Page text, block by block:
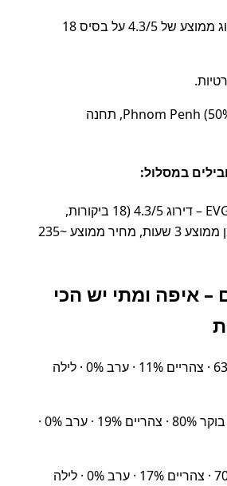
נוסעים העניקו דירוג ממוצע של 4.3/5 על בסיס 18
תחנות עיקריות: Phnom Penh (50%), תחנה
במסלול:
EVGo Express – דירוג 4.3/5 (18 ביקורות,
~100%), זמן ממוצע 3 שעות, מחיר ממוצע ~235
– איפה ומתי יש הכי
בוקר 63% · צהריים 11% · ערב 0% · לילה
בוקר 80% · צהריים 19% · ערב 0% ·
בוקר 70% · צהריים 17% · ערב 0% · לילה